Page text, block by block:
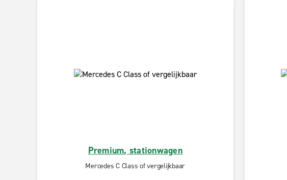
Premium, stationwagen
Mercedes C Class of vergelijkbaar